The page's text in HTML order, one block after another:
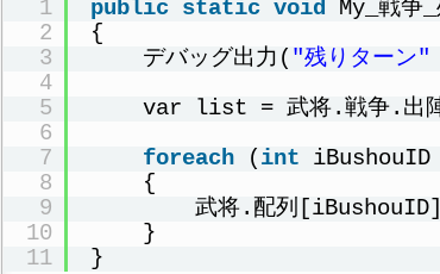
1
2
3
4
5
6
7
8
9
10
11
public static void My_戦争
{
デバッグ出力( "残りターン"
var list = 武将.戦争.出陣
foreach
(int iBushouID
{
武将.配列
}
}